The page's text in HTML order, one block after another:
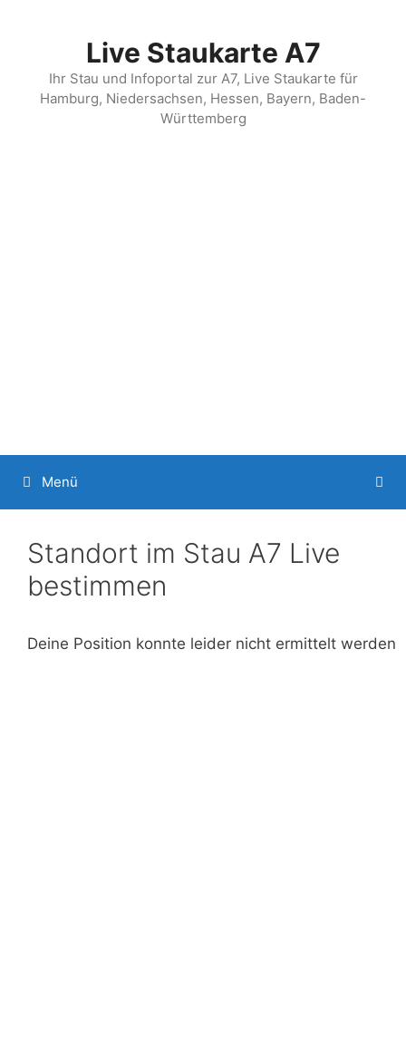
Live Staukarte A7
Ihr Stau und Infoportal zur A7, Live Staukarte für
Hamburg, Niedersachsen, Hessen, Bayern, Baden-
Württemberg
Menü
Standort im Stau A7 Live
bestimmen
Deine Position konnte leider nicht ermittelt werden